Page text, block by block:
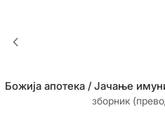
Божија апотека / Јачање
зборник